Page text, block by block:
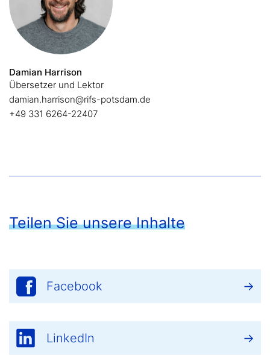
Damian Harrison
Übersetzer und Lektor
damian.harrison@rifs-potsdam.de
+49 331 6264-22407
Teilen Sie unsere Inhalte
Facebook
LinkedIn